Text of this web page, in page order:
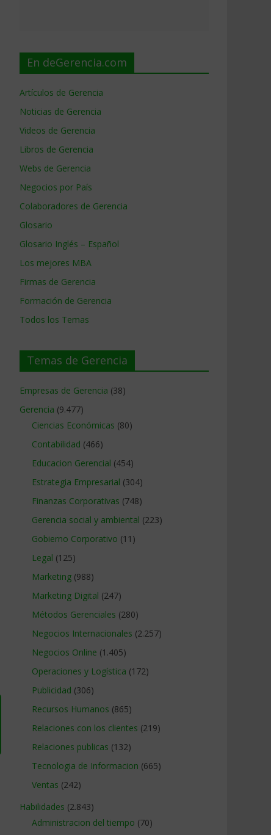
En deGerencia.com
Artículos de Gerencia
Noticias de Gerencia
Videos de Gerencia
Libros de Gerencia
Webs de Gerencia
Negocios por País
Colaboradores de Gerencia
Glosario
Glosario Inglés – Español
Los mejores MBA
Firmas de Gerencia
Formación de Gerencia
Todos los Temas
Temas de Gerencia
Empresas de Gerencia (38)
Gerencia (9.477)
Ciencias Económicas (80)
Contabilidad (466)
Educacion Gerencial (454)
Estrategia Empresarial (304)
Finanzas Corporativas (748)
Gerencia social y ambiental (223)
Gobierno Corporativo (11)
Legal (125)
Marketing (988)
Marketing Digital (247)
Métodos Gerenciales (280)
Negocios Internacionales (2.257)
Negocios Online (1.405)
Operaciones y Logística (172)
Publicidad (306)
Recursos Humanos (865)
Relaciones con los clientes (219)
Relaciones publicas (132)
Tecnologia de Informacion (665)
Ventas (242)
Habilidades (2.843)
Administracion del tiempo (70)